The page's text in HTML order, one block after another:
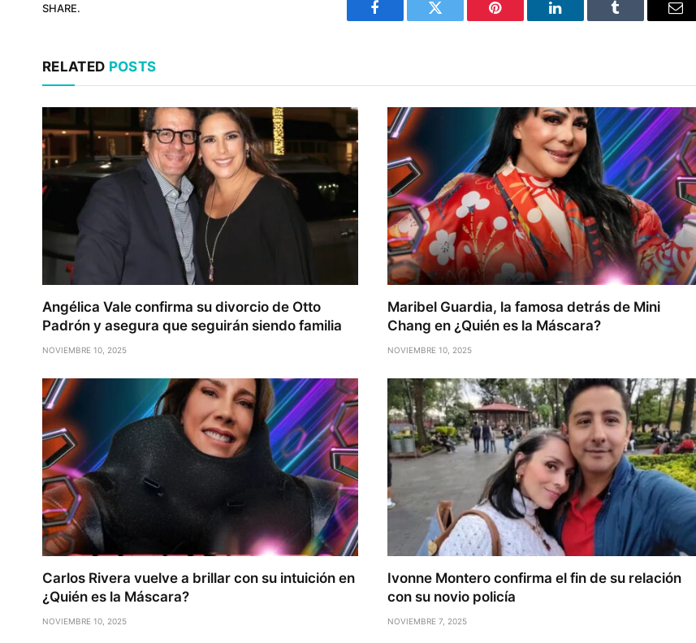
SHARE.
Facebook Twitter Pinterest LinkedIn Tumblr
RELATED POSTS
Angélica Vale confirma su divorcio de Otto
Padrón y asegura que seguirán siendo familia
NOVIEMBRE 10, 2025
Maribel Guardia, la famosa detrás de Mini
Chang en ¿Quién es la Máscara?
NOVIEMBRE 10, 2025
Carlos Rivera vuelve a brillar con su intuición en
¿Quién es la Máscara?
NOVIEMBRE 10, 2025
Ivonne Montero confirma el fin de su relación
con su novio policía
NOVIEMBRE 7, 2025